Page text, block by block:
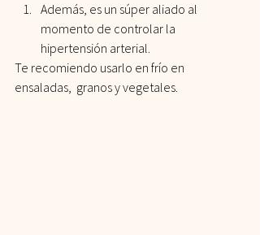
Además, es un súper aliado al
momento de controlar la
hipertensión arterial.
Te recomiendo usarlo en frío en
ensaladas,  granos y vegetales.